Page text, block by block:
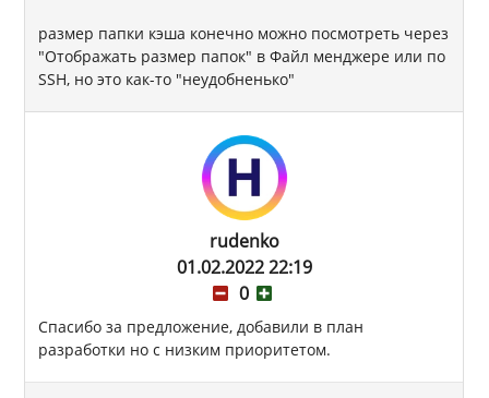
размер папки кэша конечно можно посмотреть через
"Отображать размер папок" в Файл менджере или по
SSH, но это как-то "неудобненько"
rudenko
01.02.2022 22:19
0
Спасибо за предложение, добавили в план
разработки но с низким приоритетом.